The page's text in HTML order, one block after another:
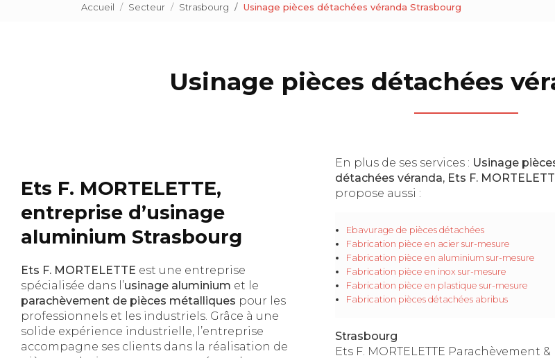
Accueil Secteur Strasbourg Usinage pièces détachées véranda Strasbourg
Usinage pièces détachées
Ets F. MORTELETTE,
entreprise d’usinage
aluminium Strasbourg
Ets F. MORTELETTE est une entreprise
spécialisée dans l’usinage aluminium et le
parachèvement de pièces métalliques pour les
professionnels et les industriels. Grâce à une
solide expérience industrielle, l’entreprise
accompagne ses clients dans la réalisation de
En plus de ses services : Usinage
détachées véranda, Ets F.
propose aussi :
Ebavurage de pièces détachées
Fabrication pièce en acier sur-mesure
Fabrication pièce en aluminium sur-mesure
Fabrication pièce en inox sur-mesure
Fabrication pièce en plastique sur-mesure
Fabrication pièces détachées abribus
Strasbourg
Ets F. MORTELETTE Parachèvement &